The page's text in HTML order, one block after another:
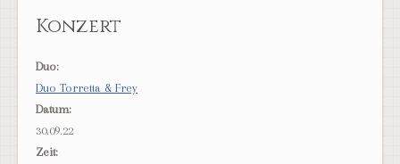
Konzert
Duo:
Duo Torretta & Frey
Datum:
30.09.22
Zeit: